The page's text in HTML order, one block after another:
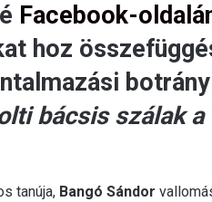
Facebook-
hoz
bácsis szálak
tanúja, Bangó Sándor